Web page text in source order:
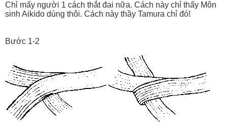
Chỉ mấy người 1 cách thắt đai nữa. Cách này chỉ thấy Môn
sinh Aikido dùng thôi. Cách này thầy Tamura chỉ đó!
Bước 1-2